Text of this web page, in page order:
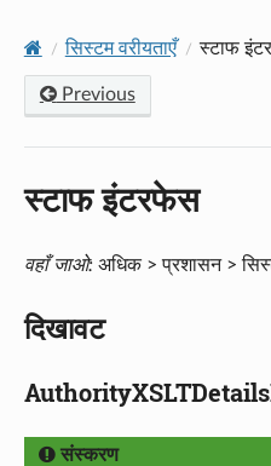
सिस्टम वरीयताएँ स्टाफ
Previous
स्टाफ इंटरफेस
वहाँ जाओ:अधिक > प्रशासन >
दिखावट
संस्करण